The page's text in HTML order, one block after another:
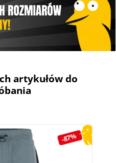
artykułów do
-87%